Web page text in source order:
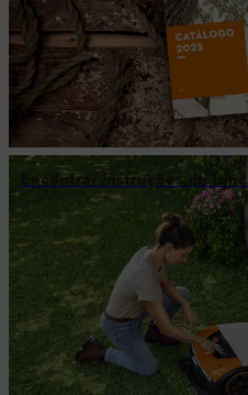
Encontrar instruções de